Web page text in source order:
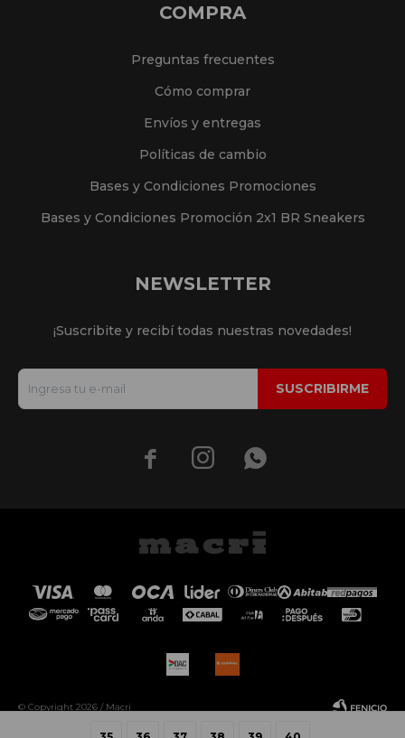
COMPRA
Preguntas frecuentes
Cómo comprar
Envíos y entregas
Políticas de cambio
Bases y Condiciones Promociones
Bases y Condiciones Promoción 2x1 BR Sneakers
NEWSLETTER
¡Suscribite y recibí todas nuestras novedades!
SUSCRIBIRME
  
© Copyright 2026 / Macri